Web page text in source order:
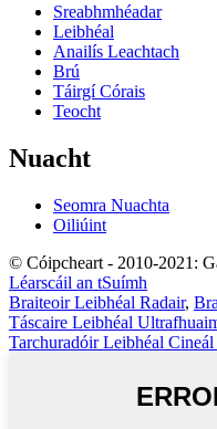
Sreabhmhéadar
Leibhéal
Anailís Leachtach
Brú
Táirgí Córais
Teocht
Nuacht
Seomra Nuachta
Oiliúint
© Cóipcheart - 2010-2021:
Léarscáil an tSuímh
Braiteoir Leibhéal Radair,
Táscaire Leibhéal
Tarchuradóir Leibhéal Cineál